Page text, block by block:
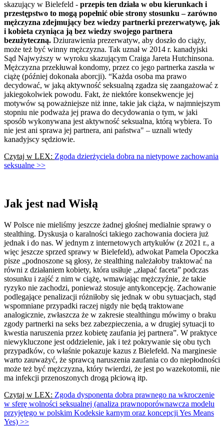
skazujący w Bielefeld - przepis ten działa w obu kierunkach i
przestępstwo to mogą popełnić obie strony stosunku – zarówno
mężczyzna zdejmujący bez wiedzy partnerki prezerwatywę, jak
i kobieta czyniąca ją bez wiedzy swojego partnera
bezużyteczną. Dziurawienia prezerwatyw, aby doszło do ciąży,
może też być winny mężczyzna. Tak uznał w 2014 r. kanadyjski
Sąd Najwyższy w wyroku skazującym Craiga Jareta Hutchinsona.
Mężczyzna przekłuwał kondomy, przez co jego partnerka zaszła w
ciążę (później dokonała aborcji). “Każda osoba ma prawo
decydować, w jaką aktywność seksualną zgadza się zaangażować z
jakiegokolwiek powodu. Fakt, że niektóre konsekwencje jej
motywów są poważniejsze niż inne, takie jak ciąża, w najmniejszym
stopniu nie podważa jej prawa do decydowania o tym, w jaki
sposób wykonywana jest aktywność seksualna, którą wybiera. To
nie jest ani sprawa jej partnera, ani państwa" – uznali wtedy
kanadyjscy sędziowie.
Czytaj w LEX: Zgoda dzierżyciela dobra na nietypowe zachowania
seksualne >>
Jak jest nad Wisłą
W Polsce nie mieliśmy jeszcze żadnej głośnej medialnie sprawy o
stealthing. Dyskusja o karalności takiego zachowania dociera już
jednak i do nas. W jednym z internetowych artykułów (z 2021 r., a
więc jeszcze sprzed sprawy w Bielefeld), adwokat Pamela Opoczka
pisze „podnoszone są głosy, że stealthing należałoby traktować na
równi z działaniem kobiety, która usiłuje „złapać faceta” podczas
stosunku i zajść z nim w ciążę, wmawiając mężczyźnie, że takie
ryzyko nie zachodzi, ponieważ stosuje antykoncepcję. Zachowanie
podlegające penalizacji różniłoby się jednak w obu sytuacjach, stąd
wspomniane przypadki raczej nigdy nie będą traktowane
analogicznie, zwłaszcza że w zakresie stealthingu mówimy o braku
zgody partnerki na seks bez zabezpieczenia, a w drugiej sytuacji to
kwestia naruszenia przez kobietę zaufania jej partnera”. W praktyce
niewykluczone jest oddzielenie, jak i też pokrywanie się obu tych
przypadków, co właśnie pokazuje kazus z Bielefeld. Na marginesie
warto zauważyć, że sprawcą naruszenia zaufania co do niepłodności
może też być mężczyzna, który twierdzi, że jest po wazekotomii, nie
ma infekcji przenoszonych drogą płciową itp.
Czytaj w LEX: Zgoda dysponenta dobra prawnego na wkroczenie
w sferę wolności seksualnej (analiza prawnoporównawcza modelu
przyjętego w polskim Kodeksie karnym oraz koncepcji Yes Means
Yes) >>